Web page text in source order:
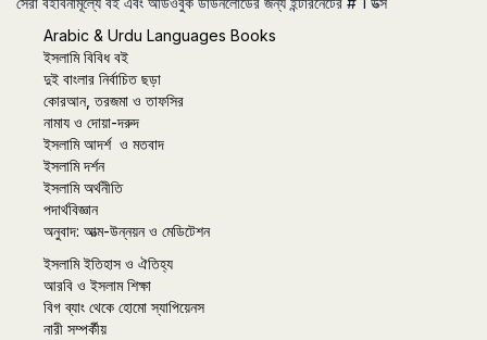
Arabic & Urdu Languages Books
ইসলামি বিবিধ বই
দুই বাংলার নির্বাচিত ছড়া
কোরআন, তরজমা ও তাফসির
নামায ও দোয়া-দরুদ
ইসলামি আদর্শ ও মতবাদ
ইসলামি দর্শন
ইসলামি অর্থনীতি
পদার্থবিজ্ঞান
অনুবাদ: আত্ম-উন্নয়ন ও মেডিটেশন
ইসলামি ইতিহাস ও ঐতিহ্য
আরবি ও ইসলাম শিক্ষা
বিগ ব্যাং থেকে হোমো স্যাপিয়েনস
নারী সম্পর্কীয়